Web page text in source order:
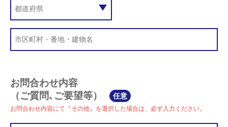
お問合わせ内容
（ご質問､ご要望等）
任意
お問合わせ内容にて『その他』を選択した場合は、必ず入力ください。